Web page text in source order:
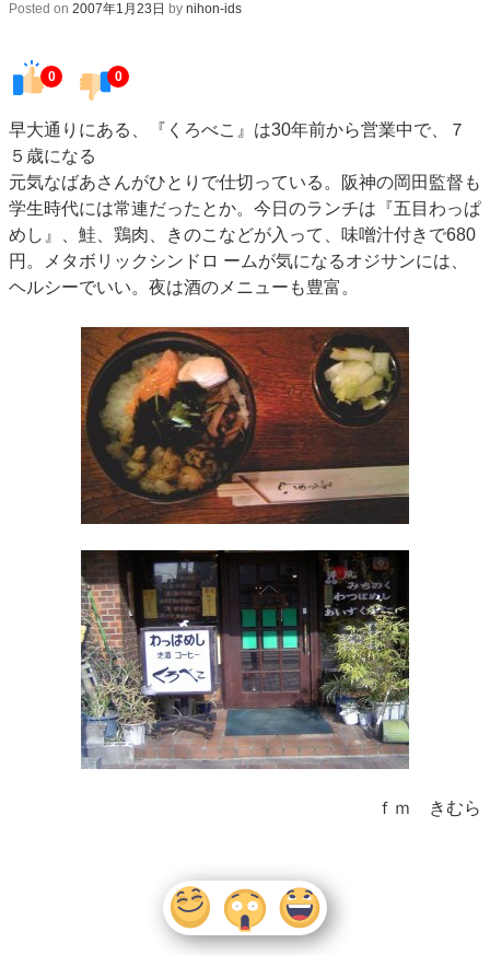
Posted on 2007年1月23日 by nihon-ids
0 0
早大通りにある、『くろべこ』は30年前から営業中で、７
５歳になる
元気なばあさんがひとりで仕切っている。阪神の岡田監督も
学生時代には常連だったとか。今日のランチは『五目わっぱ
めし』、鮭、鶏肉、きのこなどが入って、味噌汁付きで680
円。メタボリックシンドロ ームが気になるオジサンには、
ヘルシーでいい。夜は酒のメニューも豊富。
ｆｍ きむら